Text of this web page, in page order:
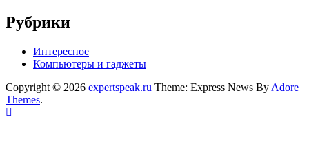
Рубрики
Интересное
Компьютеры и гаджеты
Copyright © 2026 expertspeak.ru Theme: Express News By Adore
Themes.